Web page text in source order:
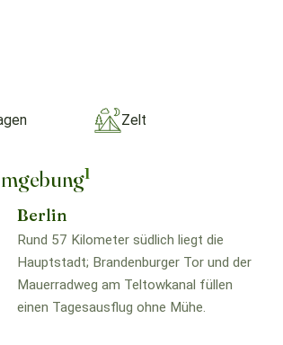
Zelt
1
Berlin
Rund 57 Kilometer südlich liegt die
Hauptstadt; Brandenburger Tor und der
Mauerradweg am Teltowkanal füllen
einen Tagesausflug ohne Mühe.